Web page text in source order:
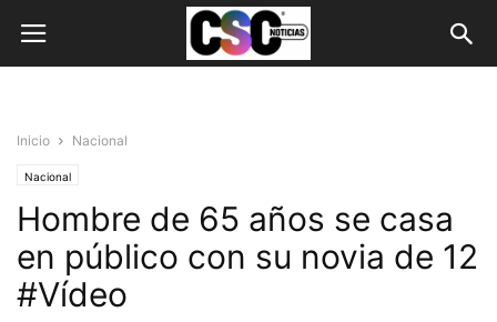
Inicio Nacional
Nacional
Hombre de 65 años se casa
en público con su novia de 12
#Vídeo